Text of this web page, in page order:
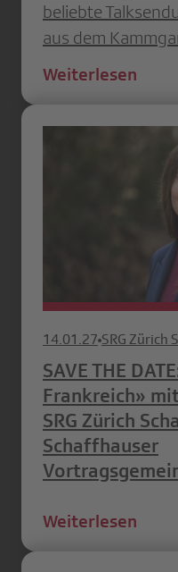
beliebte
aus dem
Weiterlesen
14.01.27 SRG Zürich
SAVE THE
Frankreich»
SRG Zürich
Schaffhauser
Weiterlesen